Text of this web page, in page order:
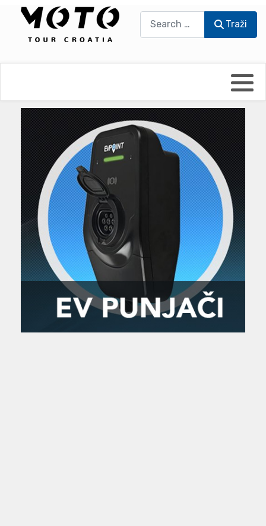
Traži
UmPaDrum
Moto servisi
Impressum
Damir Žerić - ELPASSO
Dario Dinter - Moto TOZ
Igor Kreč - UmPaDrum
Igor Kukec Brmbi
Slaven Gajdek
MTC - Moto Tour Croatia
Moto putopisi
Vikend vožnje
Zanimljivost
Najave i noviteti